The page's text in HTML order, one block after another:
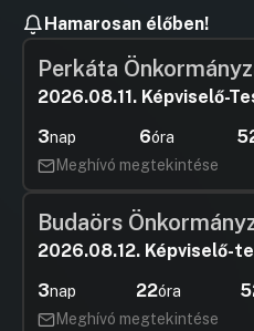
Hamarosan élőben!
Perkáta
2026.08.11. Képviselő-
3nap 6óra
Meghívó megtekintése
Budaörs
2026.08.12. Képviselő-
3nap 22óra
Meghívó megtekintése